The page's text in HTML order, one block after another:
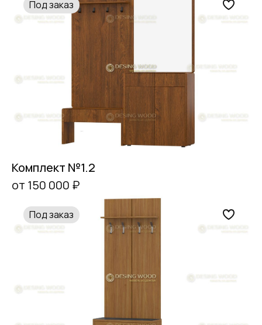
Под заказ
Комплект №1.2
от 150 000 ₽
Под заказ